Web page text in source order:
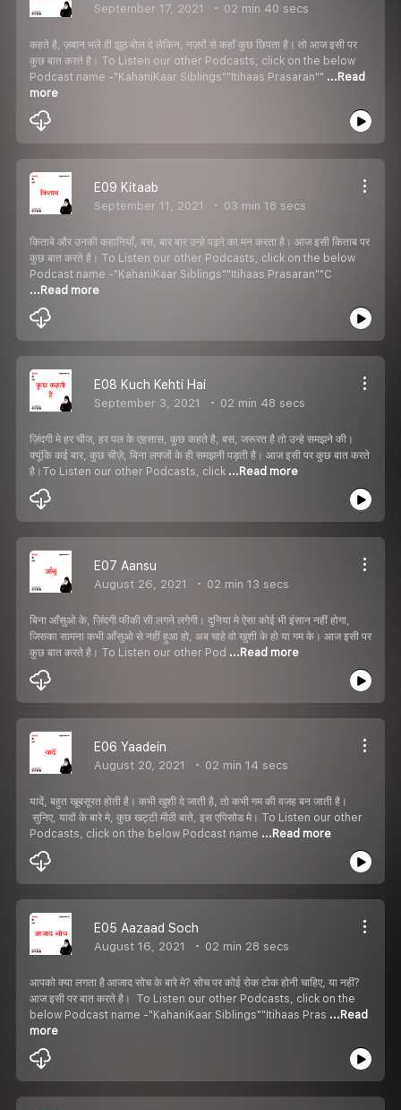
September 17, 2021 02 min 40 secs
कहते है, ज़बान भले ही झूठ बोल दे लेकिन, नज़रों से कहाँ कुछ छिपता है। तो आज इसी पर
कुछ बात करते है। To Listen our other Podcasts, click on the below
Podcast name -"KahaniKaar Siblings""Itihaas Prasaran"" ...Read
more
E09 Kitaab
September 11, 2021 03 min 18 secs
किताबे और उनकी कहानियाँ, बस, बार बार उन्हे पढ़ने का मन करता है। आज इसी किताब पर
कुछ बात करते है। To Listen our other Podcasts, click on the below
Podcast name -"KahaniKaar Siblings""Itihaas Prasaran""C
...Read more
E08 Kuch Kehti Hai
September 3, 2021 02 min 48 secs
ज़िंदगी मे हर चीज, हर पल के एहसास, कुछ कहते है, बस, जरूरत है तो उन्हे समझने की।
क्यूंकि कई बार, कुछ चीज़े, बिना लफ्जों के ही समझनी पड़ती है। आज इसी पर कुछ बात करते
है।To Listen our other Podcasts, click ...Read more
E07 Aansu
August 26, 2021 02 min 13 secs
बिना आँसुओ के, ज़िंदगी फीकी सी लगने लगेगी। दुनिया मे ऐसा कोई भी इंसान नहीं होगा,
जिसका सामना कभी आँसुओ से नहीं हुआ हो, अब चाहे वो खुशी के हो या गम के। आज इसी पर
कुछ बात करते है। To Listen our other Pod ...Read more
E06 Yaadein
August 20, 2021 02 min 14 secs
यादें, बहुत खूबसूरत होती है। कभी खुशी दे जाती है, तो कभी गम की वजह बन जाती है।
सुनिए, यादों के बारे मे, कुछ खट्टी मीठी बाते, इस एपिसोड मे। To Listen our other
Podcasts, click on the below Podcast name ...Read more
E05 Aazaad Soch
August 16, 2021 02 min 28 secs
आपको क्या लगता है आजाद सोच के बारे मे? सोच पर कोई रोक टोक होनी चाहिए, या नहीं?
आज इसी पर बात करते है। To Listen our other Podcasts, click on the
below Podcast name -"KahaniKaar Siblings""Itihaas Pras ...Read
more